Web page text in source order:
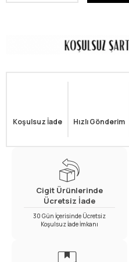
Koşulsuz İade Hızlı Gönderim
Cigit Ürünlerinde
Ücretsiz İade
30 Gün İçerisinde Ücretsiz
Koşulsuz İade İmkanı